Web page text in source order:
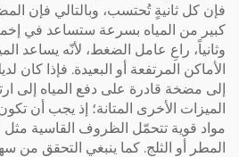
فإن كل ثانيةٍ تُحتسب، وبالتالي فإن
كبير من المياه بسرعة ستساعد في
وثانياً، راعِ عامل الضغط، لأنّه يساعد
الأماكن المرتفعة أو البعيدة. فإذا
إلى مضخة قادرة على دفع المياه إلى
الميزات الأخرى المتانة؛ إذ يجب أن
مواد قوية تتحمّل الظروف القاسية
المطر أو الثلج. كما ينبغي التحقق من